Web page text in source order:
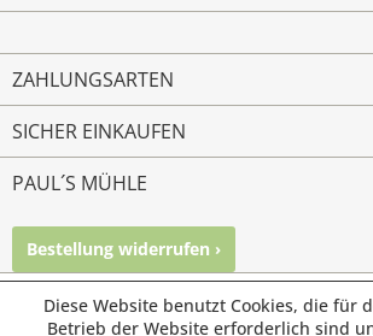
ZAHLUNGSARTEN
SICHER EINKAUFEN
PAUL´S MÜHLE
Bestellung widerrufen ›
© Paul's Mühle | Inhaber: Christof Paul
Mailkontakt Facebook Instagram
Diese Website benutzt Cookies, die für
Betrieb der Website erforderlich sind